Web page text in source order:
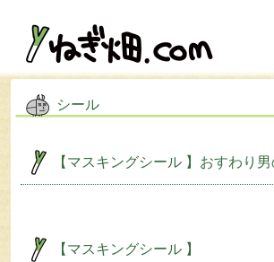
シール
【マスキングシール 】おすわり
【マスキングシール 】